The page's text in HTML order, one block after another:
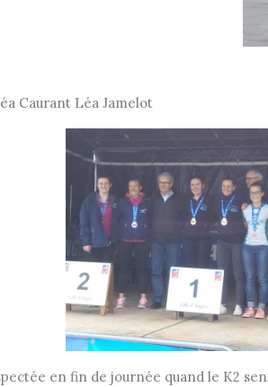
Caurant Léa Jamelot
en fin de journée quand le K2